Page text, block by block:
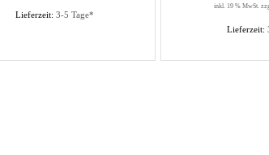
Lieferzeit: 3-5 Tage*
Lieferzeit:
inkl. 19 % MwSt.